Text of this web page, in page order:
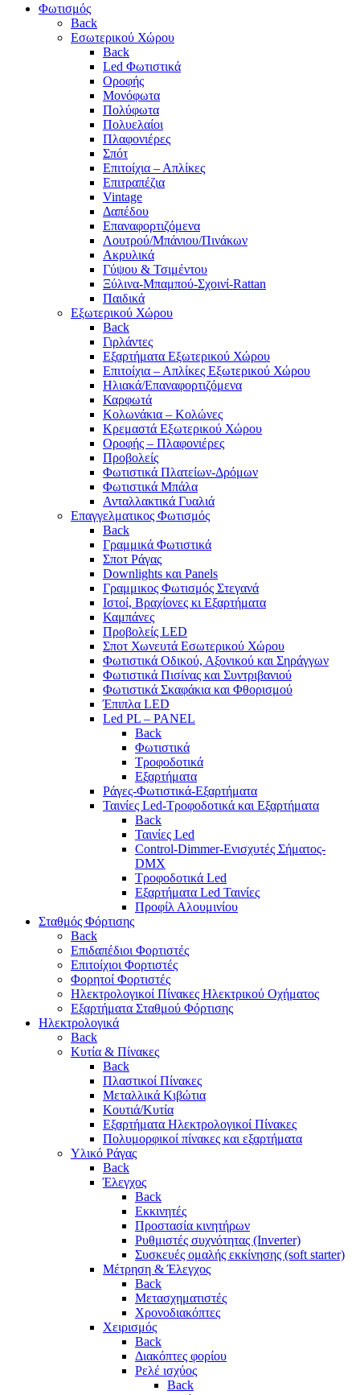
Φωτισμός
Back
Εσωτερικού Χώρου
Back
Led Φωτιστικά
Οροφής
Μονόφωτα
Πολύφωτα
Πολυελαίοι
Πλαφονιέρες
Σπότ
Επιτοίχια – Απλίκες
Επιτραπέζια
Vintage
Δαπέδου
Επαναφορτιζόμενα
Λουτρού/Μπάνιου/Πινάκων
Ακρυλικά
Γύψου & Τσιμέντου
Ξύλινα-Μπαμπού-Σχοινί-Rattan
Παιδικά
Εξωτερικού Χώρου
Back
Γιρλάντες
Εξαρτήματα Εξωτερικού Χώρου
Επιτοίχια – Απλίκες Εξωτερικού Χώρου
Ηλιακά/Επαναφορτιζόμενα
Καρφωτά
Κολωνάκια – Κολώνες
Κρεμαστά Εξωτερικού Χώρου
Οροφής – Πλαφονιέρες
Προβολείς
Φωτιστικά Πλατείων-Δρόμων
Φωτιστικά Μπάλα
Ανταλλακτικά Γυαλιά
Επαγγελματικος Φωτισμός
Back
Γραμμικά Φωτιστικά
Σποτ Ράγας
Downlights και Panels
Γραμμικος Φωτισμός Στεγανά
Ιστοί, Βραχίονες κι Εξαρτήματα
Καμπάνες
Προβολείς LED
Σποτ Χωνευτά Εσωτερικού Χώρου
Φωτιστικά Οδικού, Αξονικού και Σηράγγων
Φωτιστικά Πισίνας και Συντριβανιού
Φωτιστικά Σκαφάκια και Φθορισμού
Έπιπλα LED
Led PL – PANEL
Back
Φωτιστικά
Τροφοδοτικά
Εξαρτήματα
Ράγες-Φωτιστικά-Εξαρτήματα
Ταινίες Led-Τροφοδοτικά και Εξαρτήματα
Back
Ταινίες Led
Control-Dimmer-Ενισχυτές Σήματος-
DMX
Τροφοδοτικά Led
Εξαρτήματα Led Ταινίες
Προφίλ Αλουμινίου
Σταθμός Φόρτισης
Back
Επιδαπέδιοι Φορτιστές
Επιτoίχιοι Φορτιστές
Φορητοί Φορτιστές
Ηλεκτρολογικοί Πίνακες Ηλεκτρικού Οχήματος
Εξαρτήματα Σταθμού Φόρτισης
Ηλεκτρολογικά
Back
Κυτία & Πίνακες
Back
Πλαστικοί Πίνακες
Μεταλλικά Κιβώτια
Κουτιά/Κυτία
Εξαρτήματα Ηλεκτρολογικοί Πίνακες
Πολυμορφικοί πίνακες και εξαρτήματα
Υλικό Ράγας
Back
Έλεγχος
Back
Εκκινητές
Προστασία κινητήρων
Ρυθμιστές συχνότητας (Inverter)
Συσκευές ομαλής εκκίνησης (soft starter)
Μέτρηση & Έλεγχος
Back
Μετασχηματιστές
Χρονοδιακόπτες
Χειρισμός
Back
Διακόπτες φορίου
Ρελέ ισχύος
Back